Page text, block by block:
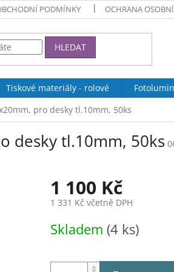
PODMÍNKY OCHRANA
HLEDAT
Tiskové materiály - rolové
pro desky tl.10mm, 50ks
desky tl.10mm, 50ks
1 100 Kč
1 331 Kč včetně DPH
cena:
Skladem (4 ks)